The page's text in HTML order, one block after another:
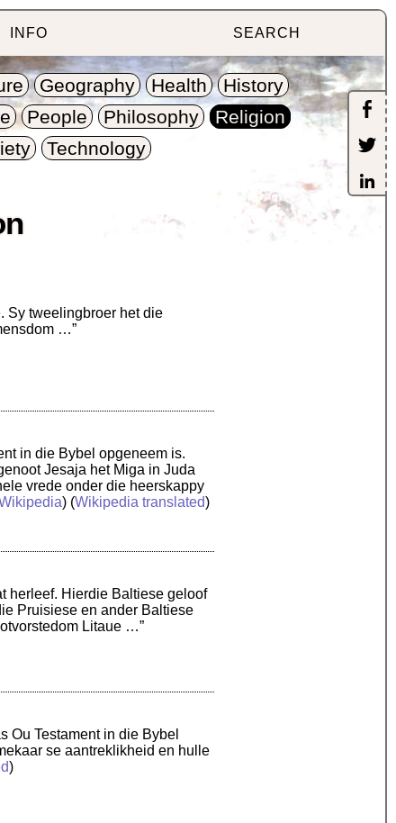
INFO SEARCH
Geography Health
History
People Philosophy
Religion
Technology
Sy tweelingbroer het die
…”
in die Bybel opgeneem is.
Jesaja het Miga in Juda
vrede onder die heerskappy
) (Wikipedia translated)
herleef. Hierdie Baltiese geloof
Pruisiese en ander Baltiese
Litaue …”
Ou Testament in die Bybel
se aantreklikheid en hulle
)